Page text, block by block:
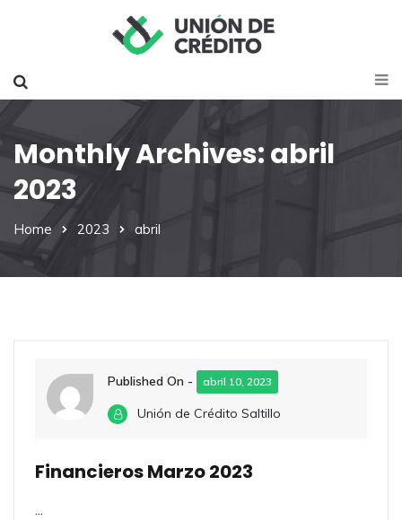
Monthly Archives: abril
2023
Home 2023 abril
Published On - abril 10, 2023
Unión de Crédito Saltillo
Financieros Marzo 2023
...